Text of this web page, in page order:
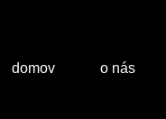
domov o nás